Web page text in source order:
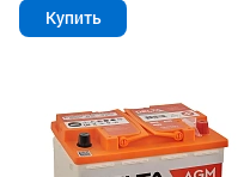
Купить